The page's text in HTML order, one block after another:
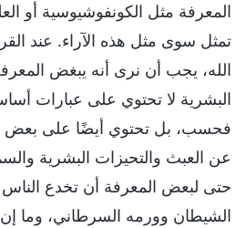
المعرفة مثل الكونفوشيوسية أو
تمثل سوى مثل هذه الآراء. عند
الله، يجب أن نرى أنه يبغض
البشرية لا تحتوي على عبارات
فحسب، بل تحتوي أيضًا على بعض
عن العبث والتحيزات البشرية
حتى لبعض المعرفة أن تخدع
الشيطان وورمه السرطاني، وما